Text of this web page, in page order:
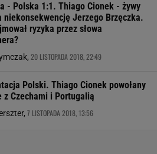
- Polska 1:1. Thiago Cionek - żywy
niekonsekwencję Jerzego Brzęczka.
ryzyka przez słowa
20 LISTOPADA 2018, 22:49
Polski. Thiago Cionek powołany
z Czechami i Portugalią
7 LISTOPADA 2018, 13:56